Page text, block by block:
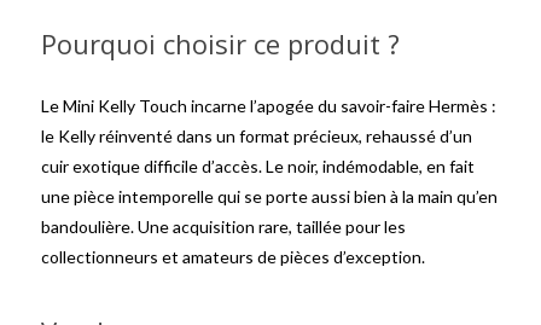
Pourquoi choisir ce produit ?
Le Mini Kelly Touch incarne l’apogée du savoir-faire Hermès :
le Kelly réinventé dans un format précieux, rehaussé d’un
cuir exotique difficile d’accès. Le noir, indémodable, en fait
une pièce intemporelle qui se porte aussi bien à la main qu’en
bandoulière. Une acquisition rare, taillée pour les
collectionneurs et amateurs de pièces d’exception.